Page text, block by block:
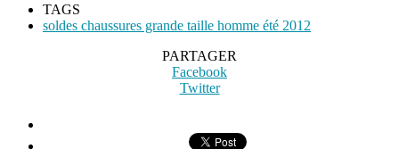
TAGS
soldes chaussures grande taille homme été 2012
PARTAGER
Facebook
Twitter